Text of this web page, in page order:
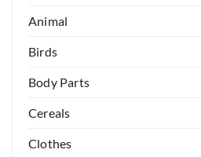
Animal
Birds
Body Parts
Cereals
Clothes